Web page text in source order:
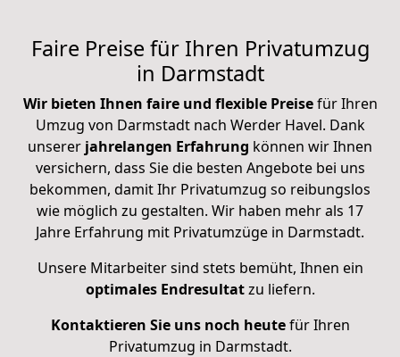
Faire Preise für Ihren Privatumzug
in Darmstadt
Wir bieten Ihnen faire und flexible Preisefür Ihren
Umzug von Darmstadt nach Werder Havel. Dank
unserer jahrelangen Erfahrung können wir Ihnen
versichern, dass Sie die besten Angebote bei uns
bekommen, damit Ihr Privatumzug so reibungslos
wie möglich zu gestalten. Wir haben mehr als 17
Jahre Erfahrung mit Privatumzüge in Darmstadt.
Unsere Mitarbeiter sind stets bemüht, Ihnen ein
optimales Endresultatzu liefern.
Kontaktieren Sie uns noch heutefür Ihren
Privatumzug in Darmstadt.